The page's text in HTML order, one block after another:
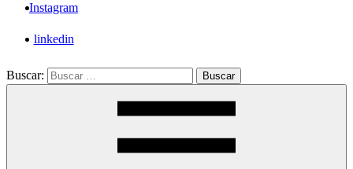
Instagram
linkedin
Buscar: Buscar